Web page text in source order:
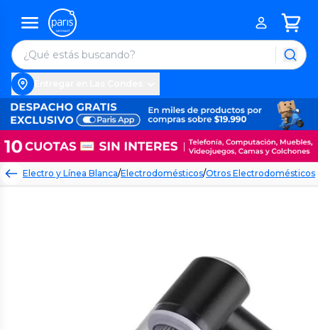
Electro y Línea Blanca/Electrodomésticos/Otros Electrodomésticos